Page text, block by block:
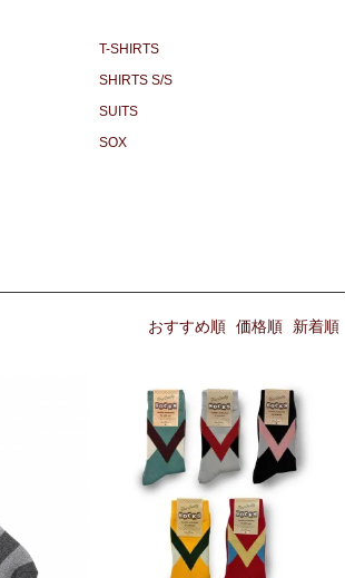
T-SHIRTS
SHIRTS S/S
SUITS
SOX
おすすめ順 価格順 新着順